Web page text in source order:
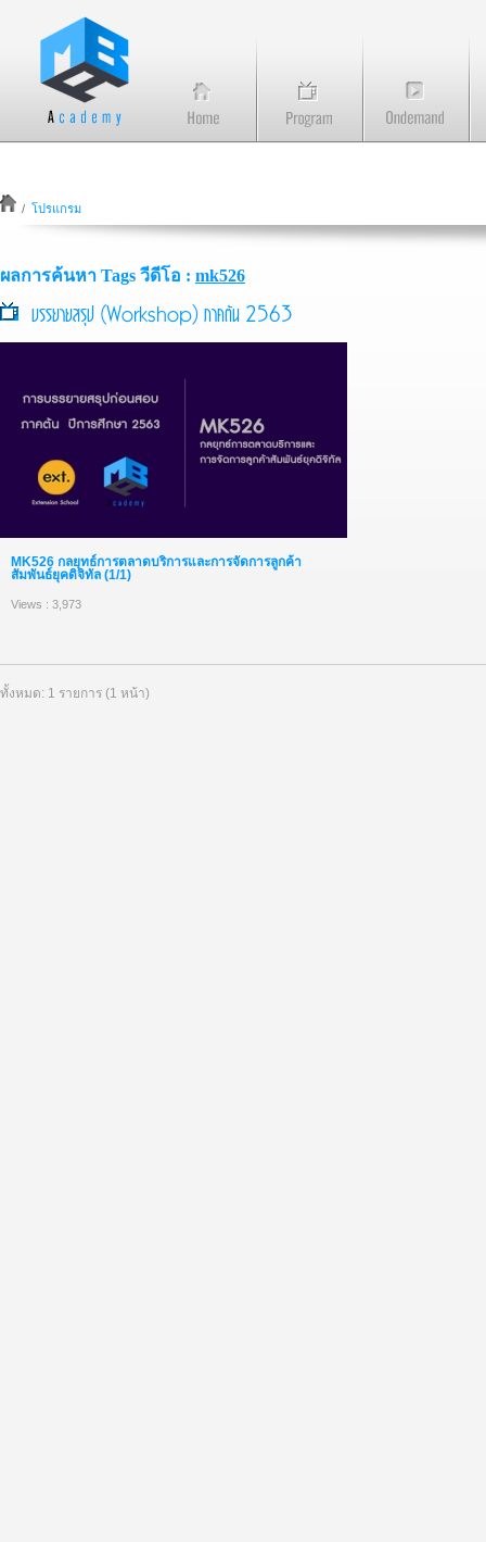
/ โปรแกรม
ผลการค้นหา Tags วีดีโอ : mk526
บรรยายสรุป (Workshop) ภาคต้น 2563
MK526 กลยุทธ์การตลาดบริการและการจัดการลูกค้า
สัมพันธ์ยุคดิจิทัล (1/1)
Views : 3,973
ทั้งหมด: 1 รายการ (1 หน้า)